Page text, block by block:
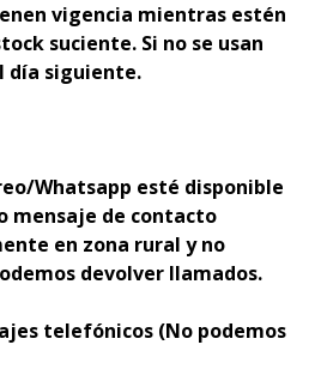
vigencia mientras estén
suficiente. Si no se usan
día siguiente.
Whatsapp esté disponible
mensaje de contacto
en zona rural y no
devolver llamados.
telefónicos (No podemos